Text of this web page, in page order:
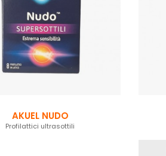
AKUEL NUDO
Profilattici ultrasottili